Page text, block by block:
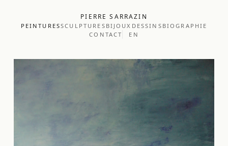
PIERRE SARRAZIN
PEINTURESSCULPTURES BIJOUX DESSINS BIOGRAPHIE
CONTACT
EN